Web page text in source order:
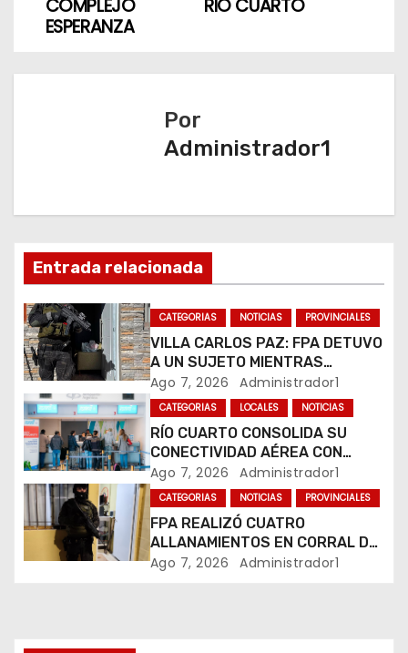
a
d
e
e
n
t
r
a
d
RIO CUARTO
COMPLEJO
ESPERANZA
Por
Administrador1
Entrada relacionada
CATEGORIAS NOTICIAS PROVINCIALES
VILLA CARLOS PAZ: FPA DETUVO
A UN SUJETO MIENTRAS
COMERCIALIZABA COCAÍNA Y
MARIHUANA EN UNA PLAZA
Ago 7, 2026 Administrador1
CATEGORIAS LOCALES NOTICIAS
RÍO CUARTO CONSOLIDA SU
CONECTIVIDAD AÉREA CON
CUATRO VUELOS SEMANALES A
BUENOS AIRES
Ago 7, 2026 Administrador1
CATEGORIAS NOTICIAS PROVINCIALES
FPA REALIZÓ CUATRO
ALLANAMIENTOS EN CORRAL DE
BUSTOS-IFFLINGER
Ago 7, 2026 Administrador1